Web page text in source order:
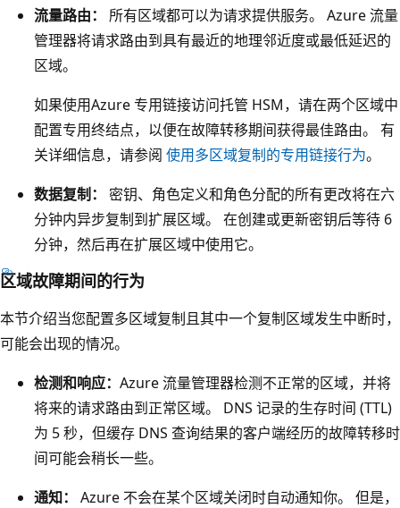
，
水
平
流量路由：
所有区域都可以为请求提供服务。 Azure 流量
管理器将请求路由到具有最近的地理邻近度或最低延迟的
区域。
如果使用Azure 专用链接访问托管 HSM，请在两个区域中
配置专用终结点，以便在故障转移期间获得最佳路由。 有
关详细信息，请参阅 使用多区域复制的专用链接行为。
数据复制：
密钥、角色定义和角色分配的所有更改将在六
分钟内异步复制到扩展区域。 在创建或更新密钥后等待 6
分钟，然后再在扩展区域中使用它。
区域故障期间的行为
本节介绍当您配置多区域复制且其中一个复制区域发生中断时，
可能会出现的情况。
检测和响应： Azure 流量管理器检测不正常的区域，并将
将来的请求路由到正常区域。 DNS 记录的生存时间 (TTL)
为 5 秒，但缓存 DNS 查询结果的客户端经历的故障转移时
间可能会稍长一些。
通知：
Azure 不会在某个区域关闭时自动通知你。 但是，